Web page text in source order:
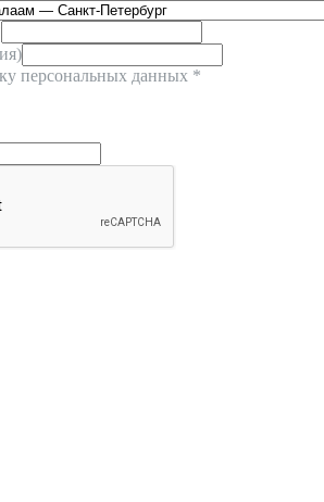
персональных данных *